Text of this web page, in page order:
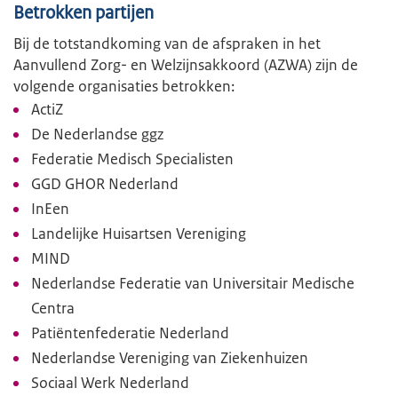
Betrokken partijen
Bij de totstandkoming van de afspraken in het
Aanvullend Zorg- en Welzijnsakkoord (AZWA) zijn de
volgende organisaties betrokken:
ActiZ
De Nederlandse ggz
Federatie Medisch Specialisten
GGD GHOR Nederland
InEen
Landelijke Huisartsen Vereniging
MIND
Nederlandse Federatie van Universitair Medische
Centra
Patiëntenfederatie Nederland
Nederlandse Vereniging van Ziekenhuizen
Sociaal Werk Nederland